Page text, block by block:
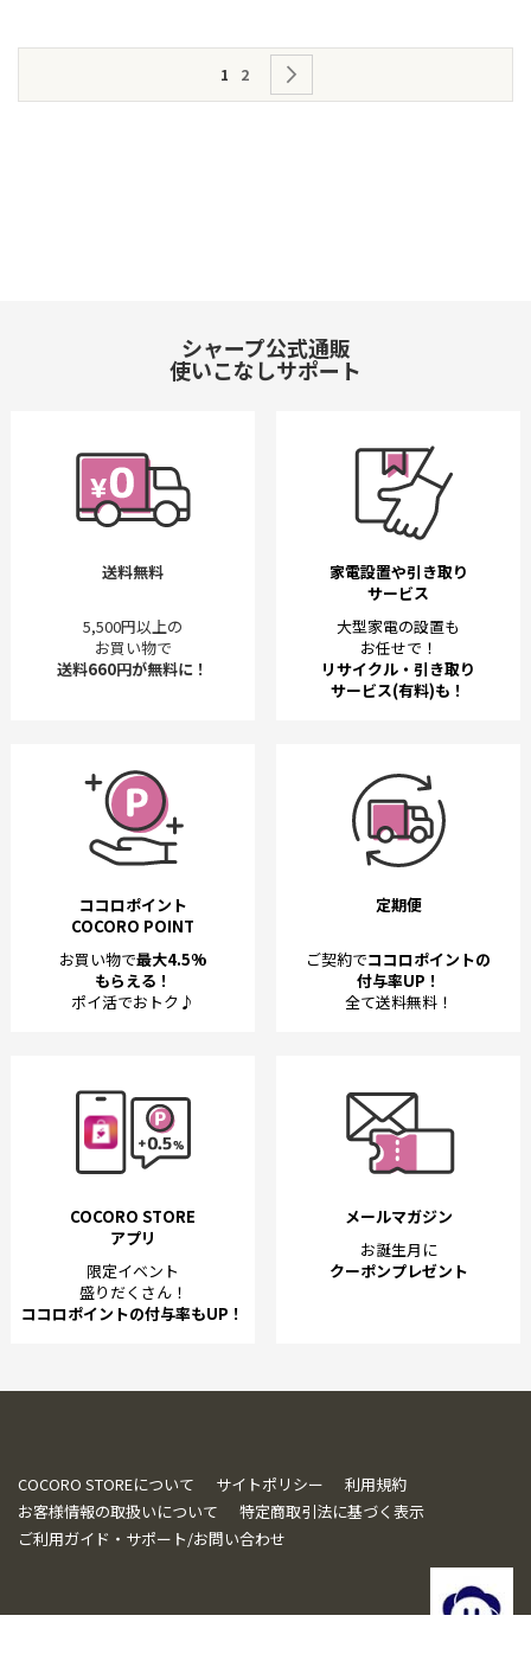
ー
ジ
ページを読んでいます
1 ページ
2
シャープ公式通販
使いこなしサポート
送料無料
5,500円以上の
お買い物で
送料660円が無料に！
家電設置や引き取り
サービス
大型家電の設置も
お任せで！
リサイクル・引き取り
サービス(有料)も！
ココロポイント
COCORO POINT
お買い物で最大4.5%
もらえる！
ポイ活でおトク♪
定期便
ご契約でココロポイントの
付与率UP！
全て送料無料！
COCORO STORE
アプリ
限定イベント
盛りだくさん！
ココロポイントの付与率もUP！
メールマガジン
お誕生月に
クーポンプレゼント
COCORO STOREについて サイトポリシー
利用規約
お客様情報の取扱いについて
特定商取引法に基づく表示
ご利用ガイド・サポート/お問い合わせ